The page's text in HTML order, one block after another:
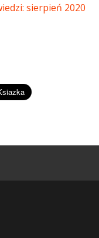
sierpień 2020